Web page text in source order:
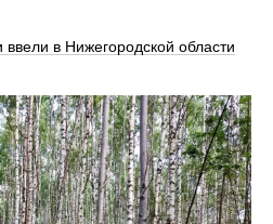
в Нижегородской области